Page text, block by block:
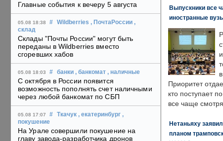
Главные события к вечеру 5 августа
05.08 18:38 # Wildberries , ПочтаРоссии ,
склад
Склады "Почты России" могут быть
переданы в Wildberries вместо
сгоревших хабов
05.08 18:03 # банки , банкомат , наличные
С октября в России появится
возможность пополнять счет наличными
через любой банкомат по СБП
05.08 17:07 # Ткачук , екатеринбург ,
покушение
На Урале совершили покушение на
главу завода-разработчика дронов
Выпускники все
иностранные
Приоритет
кто поступает
все чаще
Нетаньяху
планом